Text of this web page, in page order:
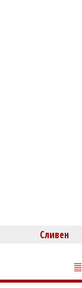
Михаил ДИМИТРОВ
години и смаза
Сливен